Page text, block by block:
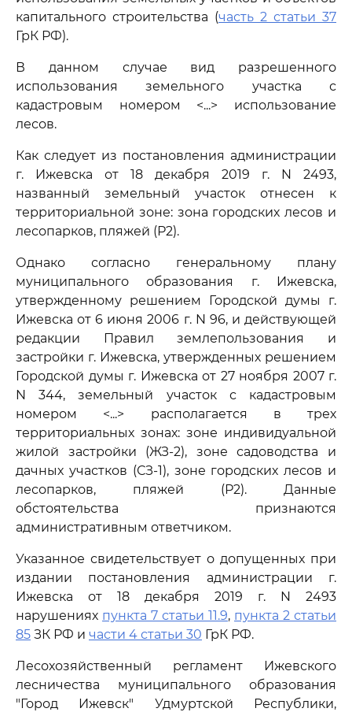
капитального строительства (часть 2 статьи 37
ГрК РФ).
В данном случае вид разрешенного
использования земельного участка с
кадастровым номером <...> использование
лесов.
Как следует из постановления администрации
г. Ижевска от 18 декабря 2019 г. N 2493,
названный земельный участок отнесен к
территориальной зоне: зона городских лесов и
лесопарков, пляжей (Р2).
Однако согласно генеральному плану
муниципального образования г. Ижевска,
утвержденному решением Городской думы г.
Ижевска от 6 июня 2006 г. N 96, и действующей
редакции Правил землепользования и
застройки г. Ижевска, утвержденных решением
Городской думы г. Ижевска от 27 ноября 2007 г.
N 344, земельный участок с кадастровым
номером <...> располагается в трех
территориальных зонах: зоне индивидуальной
жилой застройки (ЖЗ-2), зоне садоводства и
дачных участков (СЗ-1), зоне городских лесов и
лесопарков, пляжей (Р2). Данные
обстоятельства признаются
административным ответчиком.
Указанное свидетельствует о допущенных при
издании постановления администрации г.
Ижевска от 18 декабря 2019 г. N 2493
нарушениях пункта 7 статьи 11.9, пункта 2 статьи
85 ЗК РФ и части 4 статьи 30 ГрК РФ.
Лесохозяйственный регламент Ижевского
лесничества муниципального образования
"Город Ижевск" Удмуртской Республики,